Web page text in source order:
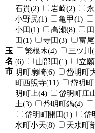
玉
名
市
石貫(2)
岩崎(2)
小野尻(1)
亀甲(1)
小田(1)
高瀬(8)
田(1)
寺田(3) 富
繁根木(4)
三ツ川
(6)
山部田(1) 立
明町扇崎(6)
岱明町
町西照寺(11)
岱明町
明町上(4)
岱明町庄
土(3)
岱明町鍋(4)
岱明町開田(1)
岱
水町小天(8)
天水町